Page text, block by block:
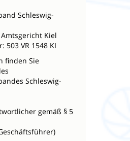
Schleswig-
Kiel
503 VR 1548 KI
finden Sie
Schleswig-
gemäß § 5